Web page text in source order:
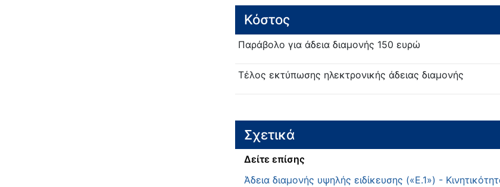
Κόστος
Παράβολο για άδεια διαμονής 150 ευρώ
Τέλος εκτύπωσης ηλεκτρονικής άδειας διαμονής
Σχετικά
Δείτε επίσης
Άδεια διαμονής υψηλής ειδίκευσης («Ε.1») -